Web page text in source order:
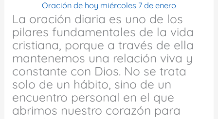
Oración de hoy miércoles 7 de enero
La oración diaria es uno de los
pilares fundamentales de la vida
cristiana, porque a través de ella
mantenemos una relación viva y
constante con Dios. No se trata
solo de un hábito, sino de un
encuentro personal en el que
abrimos nuestro corazón para